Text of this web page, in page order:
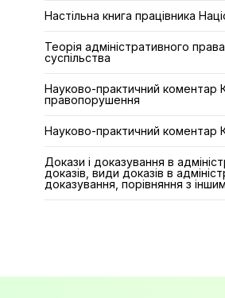
Настільна книга працівника
Теорія адміністративного
суспільства
Науково-практичний коментар
правопорушення
Науково-практичний коментар
Докази і доказування в
доказів, види доказів в
доказування, порівняння з